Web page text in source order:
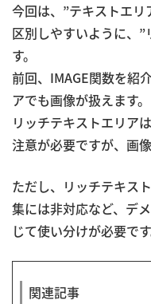
今回は、”テキストエ
区別しやすいように、
す。
前回、IMAGE関数を紹
アでも画像が扱えます。
リッチテキストエリア
注意が必要ですが、画
ただし、リッチテキス
集には非対応など、デ
じて使い分けが必要です
関連記事